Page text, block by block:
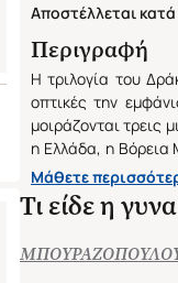
Αποστέλλεται
Περιγραφή
Η τριλογία του
οπτικές την
μοιράζονται τρεις
η Ελλάδα, η Βόρεια
σαρωτική. Κάθε
μυστηριώδους
Στην Κοιλάδα
πλευράς. Στην
Μάθετε
Τι είδε η